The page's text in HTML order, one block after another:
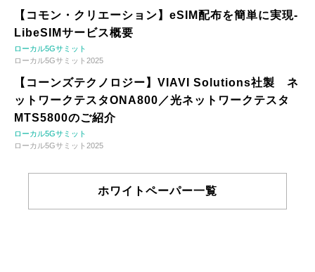
【コモン・クリエーション】eSIM配布を簡単に実現-
LibeSIMサービス概要
ローカル5Gサミット
ローカル5Gサミット2025
【コーンズテクノロジー】VIAVI Solutions社製 ネ
ットワークテスタONA800／光ネットワークテスタ
MTS5800のご紹介
ローカル5Gサミット
ローカル5Gサミット2025
ホワイトペーパー一覧